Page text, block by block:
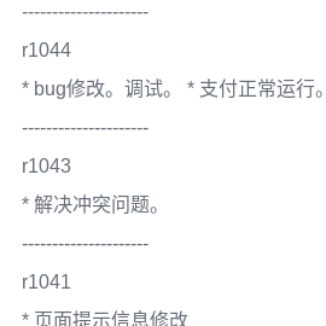
---------------------
r1044
* bug修改。调试。 * 支付正常运行。
---------------------
r1043
* 解决冲突问题。
---------------------
r1041
* 页面提示信息修改